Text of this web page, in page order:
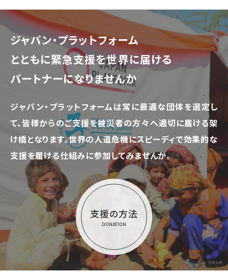
ジャパン・プラットフォーム
とともに緊急支援を世界に届ける
パートナーになりませんか
ジャパン・プラットフォームは常に最適な団体を選定し
て、皆様からのご支援を被災者の方々へ適切に届ける架
け橋となります。世界の人道危機にスピーディで効果的な
支援を届ける仕組みに参加してみませんか。
支援の方法
DONATION
©KnK